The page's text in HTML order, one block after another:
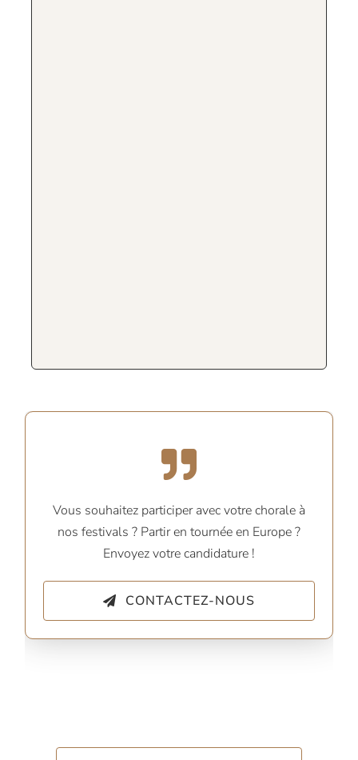
Vous souhaitez participer avec votre chorale à
nos festivals ? Partir en tournée en Europe ?
Envoyez votre candidature !
CONTACTEZ-NOUS